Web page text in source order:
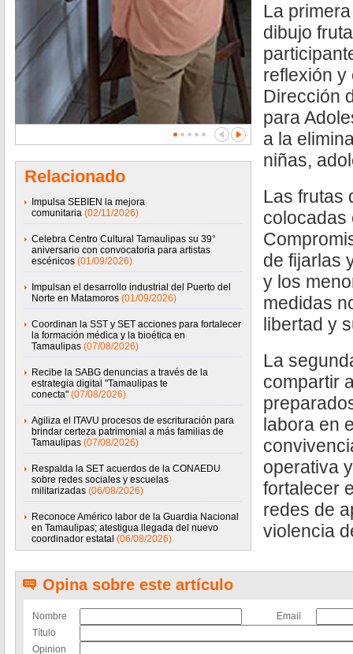
Relacionado
Impulsa SEBIEN la mejora
comunitaria (02/11/2026)
Celebra Centro Cultural Tamaulipas su 39°
aniversario con convocatoria para artistas
escénicos (01/09/2026)
Impulsan el desarrollo industrial del Puerto del
Norte en Matamoros (01/09/2026)
Coordinan la SST y SET acciones para fortalecer
la formación médica y la bioética en
Tamaulipas (07/08/2026)
Recibe la SABG denuncias a través de la
estrategia digital "Tamaulipas te
conecta" (07/08/2026)
Agiliza el ITAVU procesos de escrituración para
brindar certeza patrimonial a más familias de
Tamaulipas (07/08/2026)
Respalda la SET acuerdos de la CONAEDU
sobre redes sociales y escuelas
militarizadas (06/08/2026)
Reconoce Américo labor de la Guardia Nacional
en Tamaulipas; atestigua llegada del nuevo
coordinador estatal (06/08/2026)
La
dibujo
reflexión y
Dirección
para
a la
niñas,
Las frutas
colocadas
de fijarlas
y los
medidas
libertad y
La
compartir
labora en
operativa
fortalecer
redes de
violencia
Opina sobre este artículo
Nombre
Email
Título
Opinion